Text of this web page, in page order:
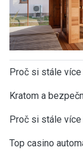
Proč si stále
Kratom a
Proč si stále více
Top casino